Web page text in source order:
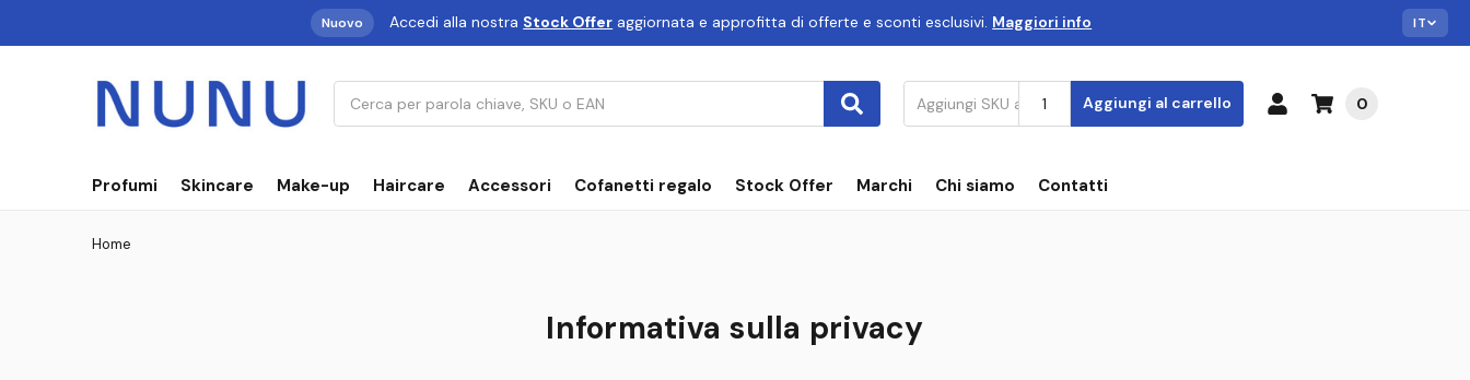
Nuovo Accedi alla nostra Stock Offer aggiornata e approfitta di offerte e sconti esclusivi. Maggiori info IT
Aggiungi al carrello 0
Profumi Skincare Make-up Haircare Accessori Cofanetti regalo Stock Offer Marchi Chi siamo Contatti
Home
Informativa sulla privacy